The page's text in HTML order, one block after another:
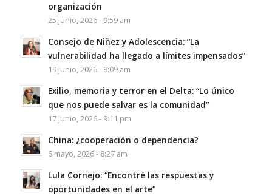
organización
25 junio, 2026 - 9:59 am
Consejo de Niñez y Adolescencia: “La
vulnerabilidad ha llegado a límites impensados”
19 junio, 2026 - 8:09 am
Exilio, memoria y terror en el Delta: “Lo único
que nos puede salvar es la comunidad”
17 junio, 2026 - 9:11 pm
China: ¿cooperación o dependencia?
6 mayo, 2026 - 8:27 am
Lula Cornejo: “Encontré las respuestas y
oportunidades en el arte”